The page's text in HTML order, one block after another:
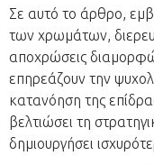
Σε αυτό το άρθρο,
των χρωμάτων,
αποχρώσεις
επηρεάζουν την
κατανόηση της
βελτιώσει τη
δημιουργήσει